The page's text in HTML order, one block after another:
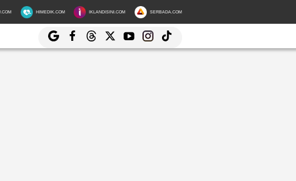
HIMEDIK.COM IKLANDISINI.COM SERBADA.COM